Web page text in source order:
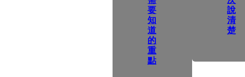
要
知
道
的
重
點
說
清
楚